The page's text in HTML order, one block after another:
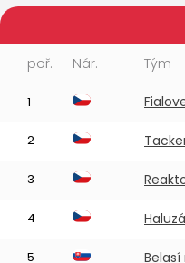
poř. Nár. Tým
1
2
3
4
5